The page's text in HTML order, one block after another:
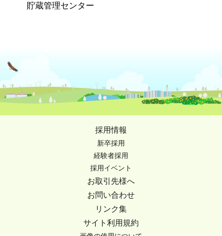
貯蔵管理センター
採用情報
新卒採用
経験者採用
採用イベント
お取引先様へ
お問い合わせ
リンク集
サイト利用規約